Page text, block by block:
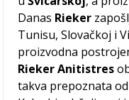
Danas Rieker
Tunisu, Slovačkoj i
proizvodna
Rieker Anitistres
takva prepoznata